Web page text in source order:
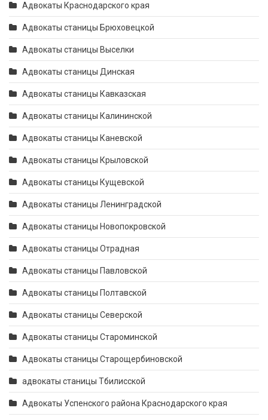
Адвокаты Краснодарского края
Адвокаты станицы Брюховецкой
Адвокаты станицы Выселки
Адвокаты станицы Динская
Адвокаты станицы Кавказская
Адвокаты станицы Калининской
Адвокаты станицы Каневской
Адвокаты станицы Крыловской
Адвокаты станицы Кущевской
Адвокаты станицы Ленинградской
Адвокаты станицы Новопокровской
Адвокаты станицы Отрадная
Адвокаты станицы Павловской
Адвокаты станицы Полтавской
Адвокаты станицы Северской
Адвокаты станицы Староминской
Адвокаты станицы Старощербиновской
адвокаты станицы Тбилисской
Адвокаты Успенского района Краснодарского края